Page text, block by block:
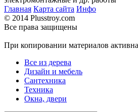
Главная Карта сайта Инфо
© 2014 Plusstroy.com
Все права защищены
При копировании материалов
Все из дерева
Дизайн и мебель
Сантехника
Техника
Окна, двери